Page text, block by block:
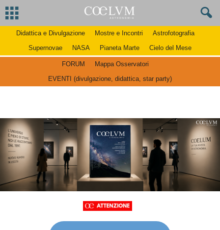
Didattica e Divulgazione Mostre e Incontri
Astrofotografia
Supernovae
NASA Pianeta Marte Cielo del Mese
FORUM
Mappa Osservatori
EVENTI (divulgazione, didattica, star party)